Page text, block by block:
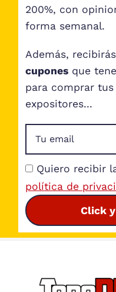
200%, con
forma semanal.
Además,
cuponesque
para comprar tus
expositores...
Quiero recibir
política de
Click